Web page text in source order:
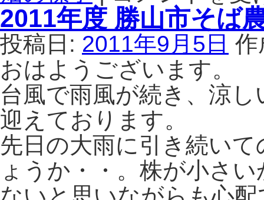
お
ま
り
さ
ん
の
自
園
そ
2011年度 勝山市そば
投稿日: 2011年9月5日 作
おはようございます。
台風で雨風が続き、涼
迎えております。
先日の大雨に引き続い
ょうか・・。株が小さ